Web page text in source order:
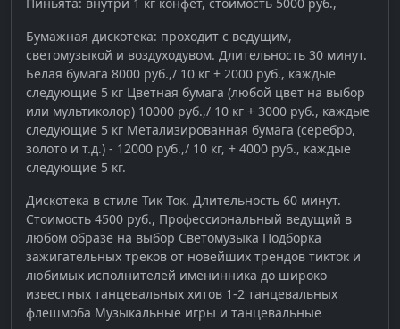
Бумажная дискотека: проходит с ведущим,
светомузыкой и воздуходувом. Длительность 30 минут.
Белая бумага 8000 руб.,/ 10 кг + 2000 руб., каждые
следующие 5 кг Цветная бумага (любой цвет на выбор
или мультиколор) 10000 руб.,/ 10 кг + 3000 руб., каждые
следующие 5 кг Метализированная бумага (серебро,
золото и т.д.) - 12000 руб.,/ 10 кг, + 4000 руб., каждые
следующие 5 кг.
Дискотека в стиле Тик Ток. Длительность 60 минут.
Стоимость 4500 руб., Профессиональный ведущий в
любом образе на выбор Светомузыка Подборка
зажигательных треков от новейших трендов тикток и
любимых исполнителей именинника до широко
известных танцевальных хитов 1-2 танцевальных
флешмоба Музыкальные игры и танцевальные